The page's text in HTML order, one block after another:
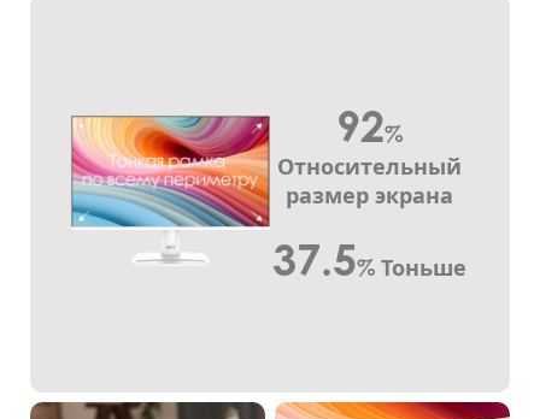
92%
Относительный
размер экрана
37.5% Тоньше